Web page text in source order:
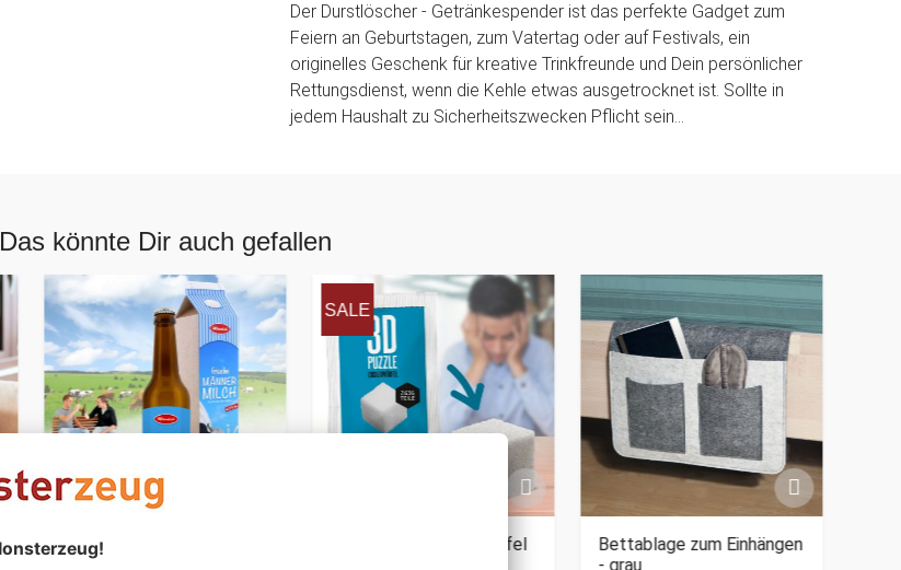
Der Durstlöscher - Getränkespender ist das perfekte Gadget zum
Feiern an Geburtstagen, zum Vatertag oder auf Festivals, ein
originelles Geschenk für kreative Trinkfreunde und Dein persönlicher
Rettungsdienst, wenn die Kehle etwas ausgetrocknet ist. Sollte in
jedem Haushalt zu Sicherheitszwecken Pflicht sein...
Das könnte Dir auch gefallen
Bierflasche 0,33 l -
Männermilch
SALE
3D Puzzle - Zuckerwürfel
Bettablage zum Einhängen
- grau